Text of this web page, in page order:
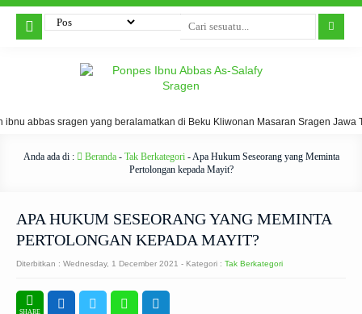
abbas sragen yang beralamatkan di Beku Kliwonan Masaran Sragen Jawa
Anda ada di : Beranda- Tak Berkategori-Apa Hukum Seseorang yang Meminta
Pertolongan kepada Mayit?
APA HUKUM SESEORANG YANG MEMINTA
PERTOLONGAN KEPADA MAYIT?
Diterbitkan : Wednesday, 1 December 2021 - Kategori : Tak Berkategori